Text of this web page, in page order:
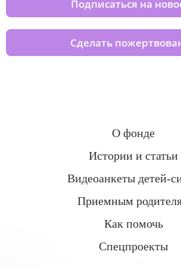
Подписаться на
Сделать
О фонде
Истории и статьи
Видеоанкеты детей-
Приемным
Как помочь
Спецпроекты